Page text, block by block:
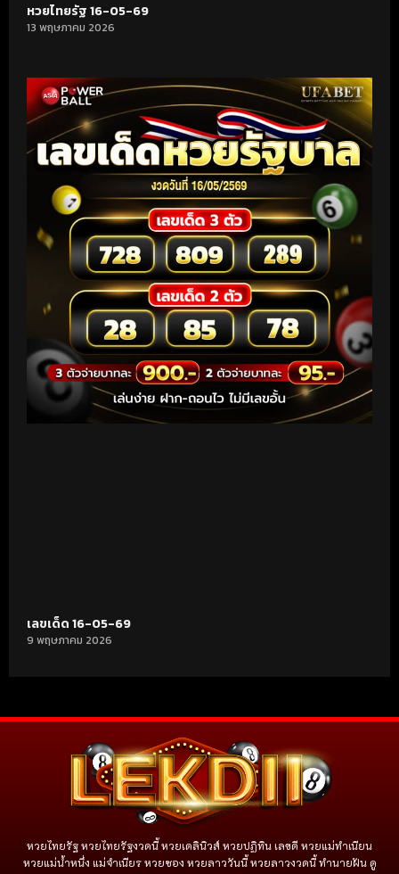
หวยไทยรัฐ 16-05-69
13 พฤษภาคม 2026
เลขเด็ด 16-05-69
9 พฤษภาคม 2026
หวยไทยรัฐ หวยไทยรัฐงวดนี้ หวยเดลินิวส์ หวยปฏิทิน เลขดี หวยแม่ทำเนียน
หวยแม่น้ำหนึ่ง แม่จําเนียร หวยซอง หวยลาววันนี้ หวยลาวงวดนี้ ทำนายฝัน ดู